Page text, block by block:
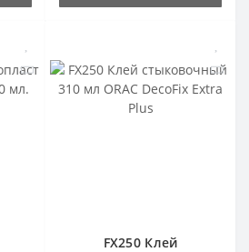
FX250 Клей